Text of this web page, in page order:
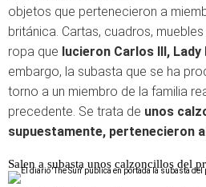
objetos que pertenecieron a
británica. Cartas, cuadros,
ropa que lucieron Carlos III, Lady
embargo, la subasta que se ha
torno a un miembro de la familia
precedente. Se trata de unos
supuestamente, pertenecieron
Salen a subasta unos calzoncillos del